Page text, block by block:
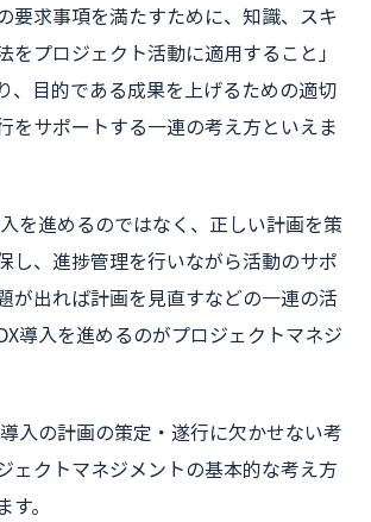
要求事項を満たすために、知識、スキ
をプロジェクト活動に適用すること」
、目的である成果を上げるための適切
をサポートする一連の考え方といえま
を進めるのではなく、正しい計画を策
し、進捗管理を行いながら活動のサポ
が出れば計画を見直すなどの一連の活
導入を進めるのがプロジェクトマネジ
入の計画の策定・遂行に欠かせない考
ェクトマネジメントの基本的な考え方
。